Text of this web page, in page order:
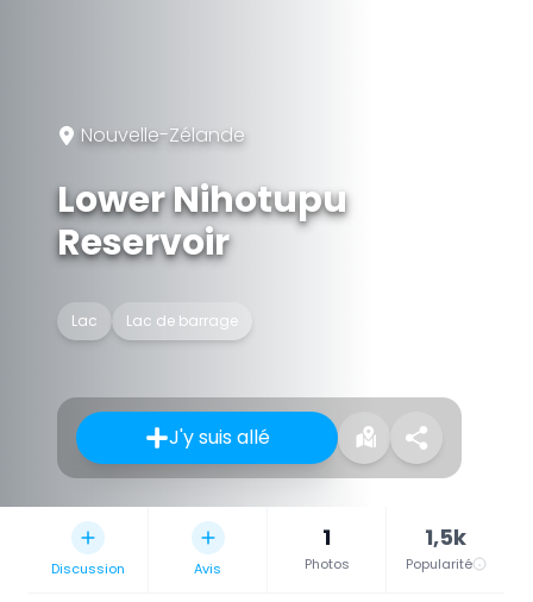
Nouvelle-Zélande
Lower Nihotupu
Reservoir
Lac Lac de barrage
J'y suis allé
Discussion Avis
1
Photos
1,5k
Popularité